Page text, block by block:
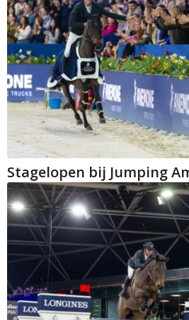
Stagelopen bij Jumping